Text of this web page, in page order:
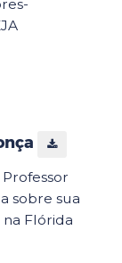
sobre sua
Flórida